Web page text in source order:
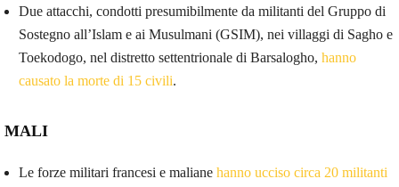
Due attacchi, condotti presumibilmente da militanti del Gruppo di
Sostegno all’Islam e ai Musulmani (GSIM), nei villaggi di Sagho e
Toekodogo, nel distretto settentrionale di Barsalogho, hanno
causato la morte di 15 civili.
MALI
Le forze militari francesi e maliane hanno ucciso circa 20 militanti